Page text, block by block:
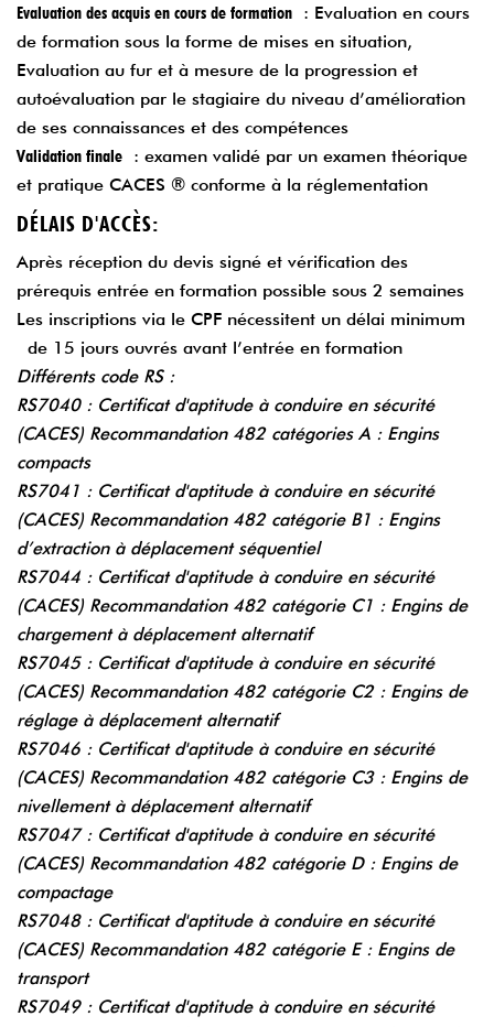
Evaluation des acquis en cours de formation : Evaluation en cours
de formation sous la forme de mises en situation,
Evaluation au fur et à mesure de la progression et
autoévaluation par le stagiaire du niveau d’amélioration
de ses connaissances et des compétences
Validation finale : examen validé par un examen théorique
et pratique CACES ® conforme à la réglementation
DÉLAIS D'ACCÈS:
Après réception du devis signé et vérification des
prérequis entrée en formation possible sous 2 semaines
Les inscriptions via le CPF nécessitent un délai minimum
de 15 jours ouvrés avant l’entrée en formation
Différents code RS :
RS7040 : Certificat d'aptitude à conduire en sécurité
(CACES) Recommandation 482 catégories A : Engins
compacts
RS7041 : Certificat d'aptitude à conduire en sécurité
(CACES) Recommandation 482 catégorie B1 : Engins
d’extraction à déplacement séquentiel
RS7044 : Certificat d'aptitude à conduire en sécurité
(CACES) Recommandation 482 catégorie C1 : Engins de
chargement à déplacement alternatif
RS7045 : Certificat d'aptitude à conduire en sécurité
(CACES) Recommandation 482 catégorie C2 : Engins de
réglage à déplacement alternatif
RS7046 : Certificat d'aptitude à conduire en sécurité
(CACES) Recommandation 482 catégorie C3 : Engins de
nivellement à déplacement alternatif
RS7047 : Certificat d'aptitude à conduire en sécurité
(CACES) Recommandation 482 catégorie D : Engins de
compactage
RS7048 : Certificat d'aptitude à conduire en sécurité
(CACES) Recommandation 482 catégorie E : Engins de
transport
RS7049 : Certificat d'aptitude à conduire en sécurité